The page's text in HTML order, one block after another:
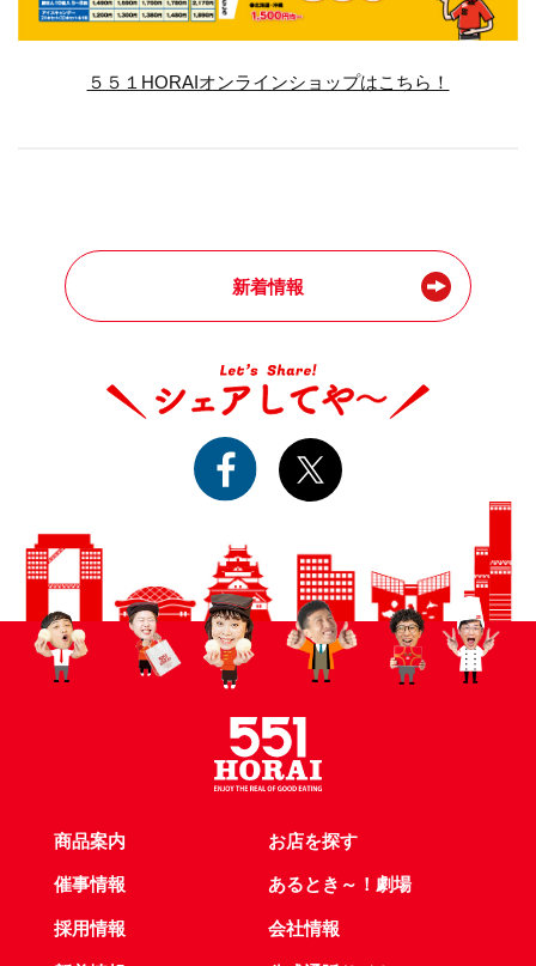
５５１HORAIオンラインショップはこちら！
新着情報
商品案内 お店を探す
催事情報 あるとき～！劇場
採用情報 会社情報